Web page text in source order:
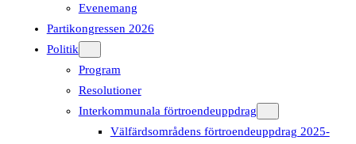
Evenemang
Partikongressen 2026
Politik
Program
Resolutioner
Interkommunala förtroendeuppdrag
Välfärdsområdens förtroendeuppdrag 2025-